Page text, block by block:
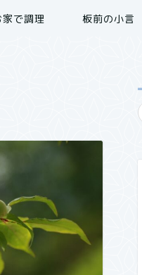
家で調理 板前の小言